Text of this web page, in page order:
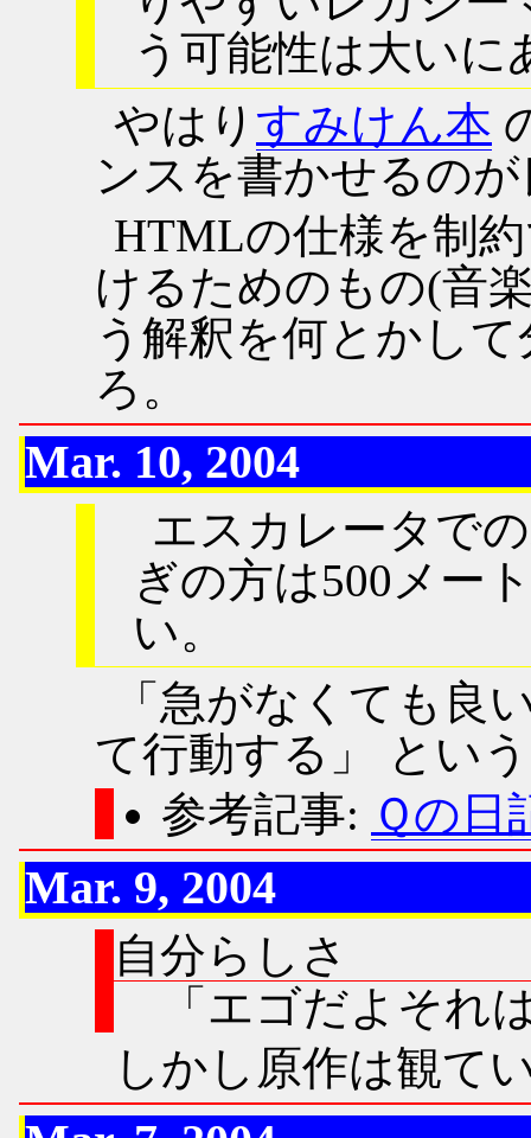
う可能性は大いに
やはり すみけん本
ンスを書かせるの
HTMLの仕様を制
けるためのもの(音
う解釈を何とかし
ろ。
Mar. 10, 2004
エスカレータで
ぎの方は500メー
い。
「急がなくても良
て行動する」 とい
参考記事: Ｑの日
Mar. 9, 2004
自分らしさ
エゴだよそれ
しかし原作は観て